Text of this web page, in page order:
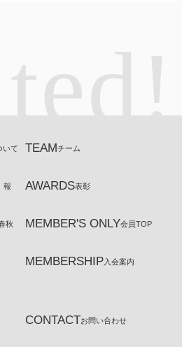
いて
秋
TEAMチーム
AWARDS表彰
MEMBER'S ONLY会員TOP
MEMBERSHIP 入会案内
CONTACTお問い合わせ